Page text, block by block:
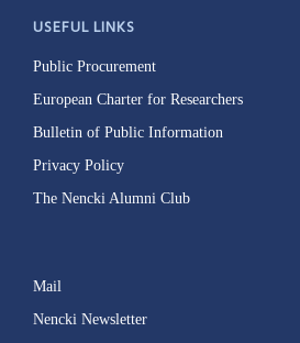
USEFUL LINKS
Public Procurement
European Charter for Researchers
Bulletin of Public Information
Privacy Policy
The Nencki Alumni Club
Mail
Nencki Newsletter